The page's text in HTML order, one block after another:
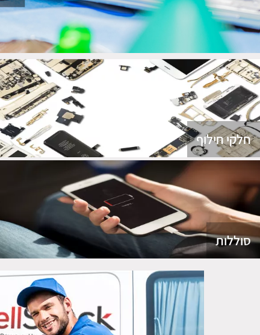
חלקי חילוף
סוללות